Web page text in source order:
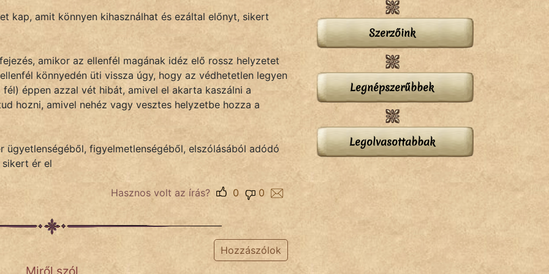
kap, amit könnyen kihasználhat és ezáltal előnyt, sikert
amikor az ellenfél magának idéz elő rossz helyzetet
könnyedén üti vissza úgy, hogy az védhetetlen legyen
éppen azzal vét hibát, amivel el akarta kaszálni a
hozni, amivel nehéz vagy vesztes helyzetbe hozza a
figyelmetlenségéből, elszólásából adódó
ér el
Hasznos volt az írás? 0
0
Hozzászólok
Miről szól
Szerzőink
Legnépszerűbbek
Legolvasottabbak